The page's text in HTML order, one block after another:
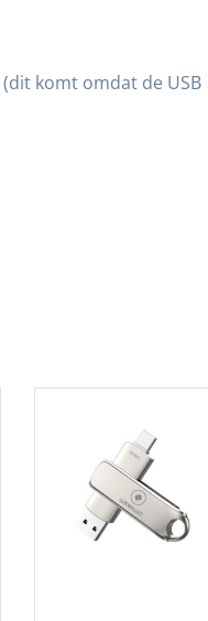
(dit komt omdat de USB